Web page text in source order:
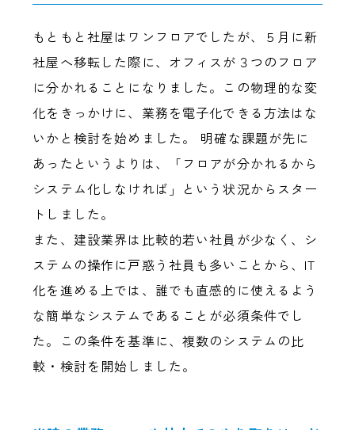
もともと社屋はワンフロアでしたが、５月に新
社屋へ移転した際に、オフィスが３つのフロア
に分かれることになりました。この物理的な変
化をきっかけに、業務を電子化できる方法はな
いかと検討を始めました。 明確な課題が先に
あったというよりは、「フロアが分かれるから
システム化しなければ」という状況からスター
トしました。
また、建設業界は比較的若い社員が少なく、シ
ステムの操作に戸惑う社員も多いことから、IT
化を進める上では、誰でも直感的に使えるよう
な簡単なシステムであることが必須条件でし
た。この条件を基準に、複数のシステムの比
較・検討を開始しました。